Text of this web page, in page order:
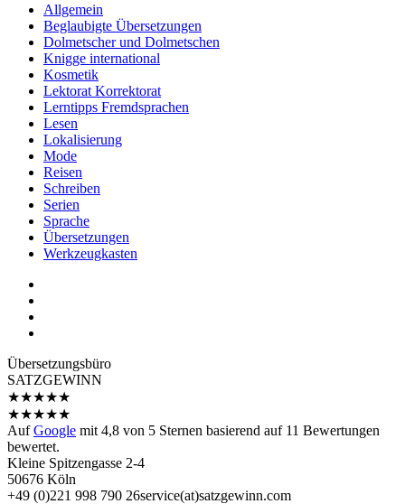
Allgemein
Beglaubigte Übersetzungen
Dolmetscher und Dolmetschen
Knigge international
Kosmetik
Lektorat Korrektorat
Lerntipps Fremdsprachen
Lesen
Lokalisierung
Mode
Reisen
Schreiben
Serien
Sprache
Übersetzungen
Werkzeugkasten
Übersetzungs­büro
SATZGEWINN
★★★★★
★★★★★
AufGoogle mit 4,8 von 5 Sternen basierend auf 11 Bewertungen
bewertet.
Kleine Spitzengasse 2-4
50676 Köln
+49 (0)221 998 790 26service(at)satz­gewinn.com